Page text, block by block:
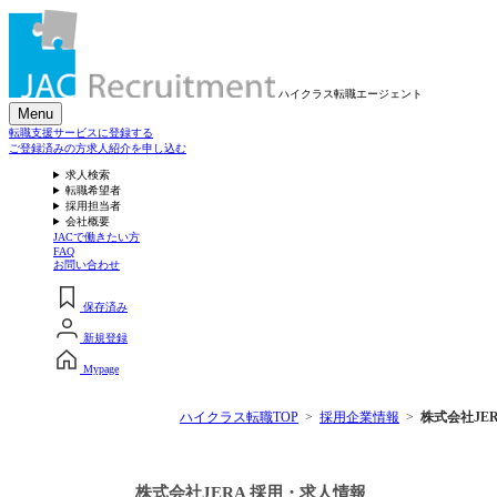
ハイクラス転職エージェント
Menu
転職支援サービスに登録する
ご登録済みの方求人紹介を申し込む
求人検索
転職希望者
採用担当者
会社概要
JACで働きたい方
FAQ
お問い合わせ
保存済み
新規登録
Mypage
ハイクラス転職TOP 採用企業情報 株式会社
株式会社JERA 採用・求人情報